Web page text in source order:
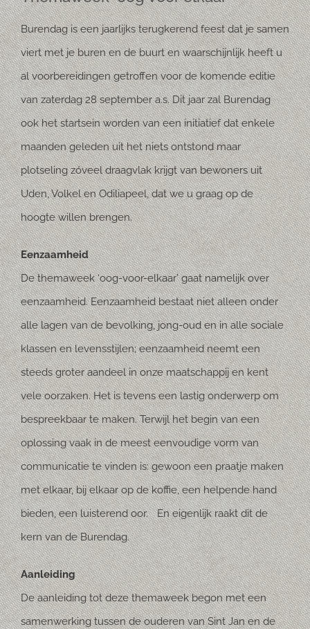
Burendag is een jaarlijks terugkerend feest dat je samen
viert met je buren en de buurt en waarschijnlijk heeft u
al voorbereidingen getroffen voor de komende editie
van zaterdag 28 september a.s. Dit jaar zal Burendag
ook het startsein worden van een initiatief dat enkele
maanden geleden uit het niets ontstond maar
plotseling zóveel draagvlak krijgt van bewoners uit
Uden, Volkel en Odiliapeel, dat we u graag op de
hoogte willen brengen.
Eenzaamheid
De themaweek ‘oog-voor-elkaar’ gaat namelijk over
eenzaamheid. Eenzaamheid bestaat niet alleen onder
alle lagen van de bevolking, jong-oud en in alle sociale
klassen en levensstijlen; eenzaamheid neemt een
steeds groter aandeel in onze maatschappij en kent
vele oorzaken. Het is tevens een lastig onderwerp om
bespreekbaar te maken. Terwijl het begin van een
oplossing vaak in de meest eenvoudige vorm van
communicatie te vinden is: gewoon een praatje maken
met elkaar, bij elkaar op de koffie, een helpende hand
bieden, een luisterend oor. En eigenlijk raakt dit de
kern van de Burendag.
Aanleiding
De aanleiding tot deze themaweek begon met een
samenwerking tussen de ouderen van Sint Jan en de